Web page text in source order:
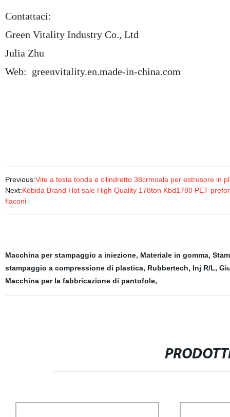
Contattaci:
Green Vitality Industry Co., Ltd
Julia Zhu
Web: greenvitality.en.made-in-china.com
Previous:Vite a testa tonda e cilindretto 38crmoala per estrusore in
Next:Kebida Brand Hot sale High Quality 178ton Kbd1780 PET
flaconi
Macchina per stampaggio a iniezione, Materiale in gomma,
stampaggio a compressione di plastica, Rubbertech, Inj R/L,
Macchina per la fabbricazione di pantofole,